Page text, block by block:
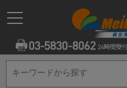
キーワードから探す
キーワードから探す